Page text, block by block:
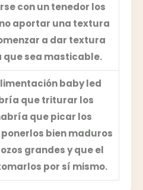
con un tenedor los
aportar una textura
a dar textura
que sea masticable.
baby led
que triturar los
que picar los
bien maduros
grandes y que el
por sí mismo.